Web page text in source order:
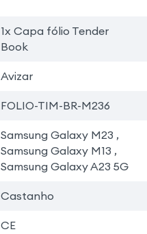
1x Capa fólio Tender
Book
Avizar
FOLIO-TIM-BR-M236
Samsung Galaxy M23 ,
Samsung Galaxy M13 ,
Samsung Galaxy A23 5G
Castanho
CE